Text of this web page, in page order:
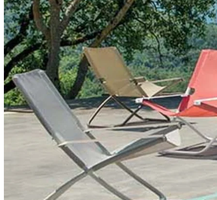
I vores webshop finder du et stort udvalg af komfortable solstole i
forskellige design, såsom dækstole, hvilestole, solsenge, baden-
baden stole og strandstole. Du kan læse mere og se vores fulde
sortiment under kategorien hvilestole og afslapning. En favorit i
vores sortiment, som er prisvenlig og passer til enhver udendørs
plads, er Vegas Hvilestol fra Selected Home.